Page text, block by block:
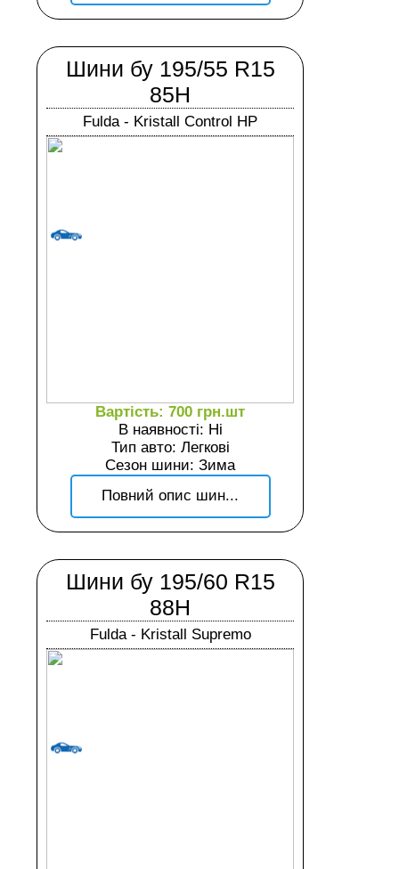
Шини бу 195/55 R15
85H
Fulda - Kristall Control HP
Вартість: 700 грн.шт
В наявності: Ні
Тип авто: Легкові
Сезон шини: Зима
Повний опис шин...
Шини бу 195/60 R15
88H
Fulda - Kristall Supremo